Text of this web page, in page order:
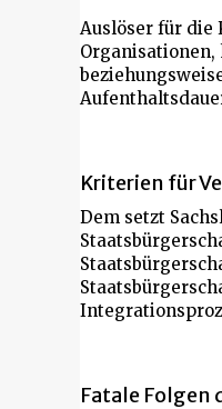
Auslöser für die
Kriterien für
Dem setzt
Fatale Folgen